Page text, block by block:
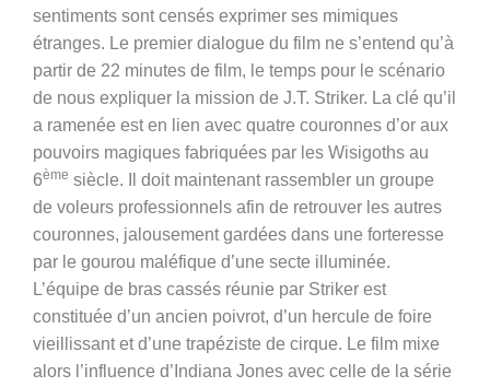
sentiments sont censés exprimer ses mimiques
étranges. Le premier dialogue du film ne s’entend qu’à
partir de 22 minutes de film, le temps pour le scénario
de nous expliquer la mission de J.T. Striker. La clé qu’il
a ramenée est en lien avec quatre couronnes d’or aux
pouvoirs magiques fabriquées par les Wisigoths au
6ème siècle. Il doit maintenant rassembler un groupe
de voleurs professionnels afin de retrouver les autres
couronnes, jalousement gardées dans une forteresse
par le gourou maléfique d’une secte illuminée.
L’équipe de bras cassés réunie par Striker est
constituée d’un ancien poivrot, d’un hercule de foire
vieillissant et d’une trapéziste de cirque. Le film mixe
alors l’influence d’Indiana Jones avec celle de la série